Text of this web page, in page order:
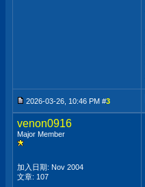
2026-03-26, 10:46 PM #3
venon0916
Major Member
加入日期: Nov 2004
文章: 107